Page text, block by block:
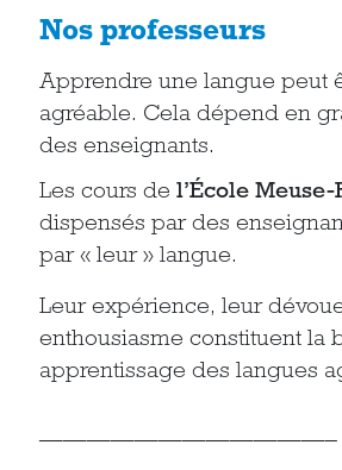
Nos professeurs
Apprendre une langue peut
agréable. Cela dépend en
des enseignants.
Les cours de l’École Meuse-
dispensés par des
par « leur » langue.
Leur expérience, leur
enthousiasme constituent la
apprentissage des langues
————————————–